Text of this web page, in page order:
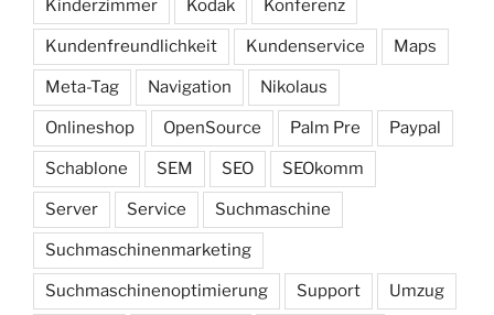
Kinderzimmer Kodak Konferenz
Kundenfreundlichkeit Kundenservice Maps
Meta-Tag Navigation Nikolaus
Onlineshop OpenSource Palm Pre Paypal
Schablone SEM SEO SEOkomm
Server Service Suchmaschine
Suchmaschinenmarketing
Suchmaschinenoptimierung Support Umzug